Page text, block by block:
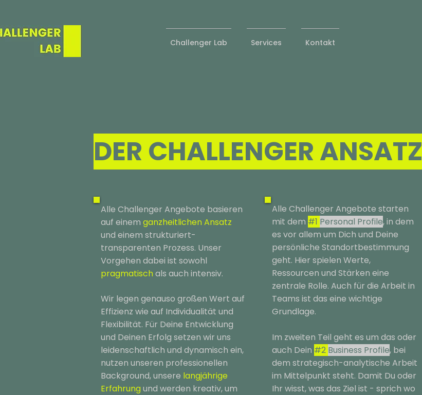
Challenger Lab Services Kontakt
DER CHALLENGER ANSATZ
Alle Challenger Angebote basieren
auf einem ganzheitlichen Ansatz
und einem strukturiert-
transparenten Prozess. Unser
Vorgehen dabei ist sowohl
pragmatisch als auch intensiv.
Wir legen genauso großen Wert auf
Effizienz wie auf Individualität und
Flexibilität. Für Deine Entwicklung
und Deinen Erfolg setzen wir uns
leidenschaftlich und dynamisch ein,
nutzen unseren professionellen
Background, unsere langjährige
Erfahrung und werden kreativ, um
Alle Challenger Angebote starten
mit dem #1 Personal Profile, in dem
es vor allem um Dich und Deine
persönliche Standortbestimmung
geht. Hier spielen Werte,
Ressourcen und Stärken eine
zentrale Rolle. Auch für die Arbeit in
Teams ist das eine wichtige
Grundlage.
Im zweiten Teil geht es um das oder
auch Dein #2 Business Profile, bei
dem strategisch-analytische Arbeit
im Mittelpunkt steht. Damit Du oder
Ihr wisst, was das Ziel ist - sprich wo